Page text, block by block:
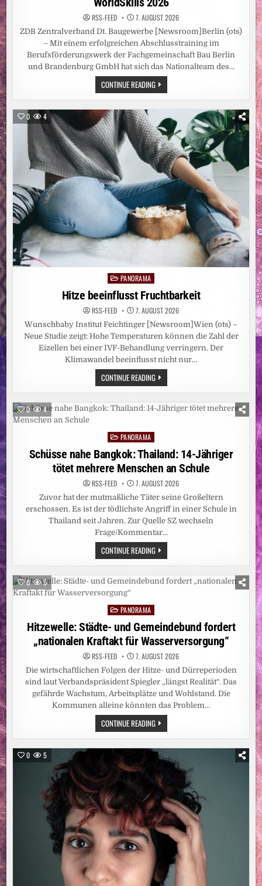
RSS-FEED 7. AUGUST 2026
ZDB Zentralverband Dt. Baugewerbe [Newsroom]Berlin (ots)
– Mit einem erfolgreichen Abschlusstraining im
Berufsförderungswerk der Fachgemeinschaft Bau Berlin
und Brandenburg GmbH hat sich das Nationalteam des…
CONTINUE READINGABSCHLUSSTRAINING
ERFOLGREICH
ABSOLVIERT:
BEREIT
FÜR
DIE
WORLDSKILLS
2026
0 4
Posted
in
PANORAMA
Hitze beeinflusst Fruchtbarkeit
RSS-FEED 7. AUGUST 2026
Wunschbaby Institut Feichtinger [Newsroom]Wien (ots) –
Neue Studie zeigt: Hohe Temperaturen können die Zahl der
Eizellen bei einer IVF-Behandlung verringern. Der
Klimawandel beeinflusst nicht nur…
CONTINUE READINGHITZE
BEEINFLUSST
FRUCHTBARKEIT
0 4
PostedPANORAMA
Schüsse nahe Bangkok: Thailand: 14-Jähriger
tötet mehrere Menschen an Schule
RSS-FEED 7. AUGUST 2026
Zuvor hat der mutmaßliche Täter seine Großeltern
erschossen. Es ist der tödlichste Angriff in einer Schule in
Thailand seit Jahren. Zur Quelle SZ wechseln
Frage/Kommentar…
CONTINUE READINGSCHÜSSE
NAHE
BANGKOK:
14-
JÄHRIGER
SCHULE
0 5
PostedPANORAMA
Hitzewelle: Städte- und Gemeindebund fordert
„nationalen Kraftakt für Wasserversorgung“
RSS-FEED 7. AUGUST 2026
Die wirtschaftlichen Folgen der Hitze- und Dürreperioden
sind laut Verbandspräsident Spiegler „längst Realität“. Das
gefährde Wachstum, Arbeitsplätze und Wohlstand. Die
Kommunen alleine könnten das Problem…
CONTINUE READINGHITZEWELLE:
STÄDTE-
UND
FORDERT
„NATIONALEN
KRAFTAKT
FÜR
WASSERVERSORGUNG“
0 5